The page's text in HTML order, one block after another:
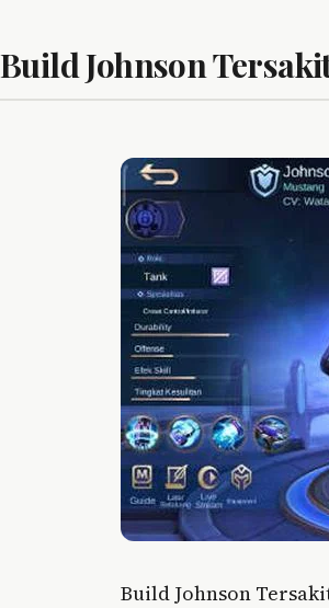
Build Johnson
Build Johnson